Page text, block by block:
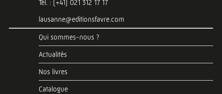
Tél. : (+41) 021 312 17 17
lausanne@editionsfavre.com
Qui sommes-nous ?
Actualités
Nos livres
Catalogue